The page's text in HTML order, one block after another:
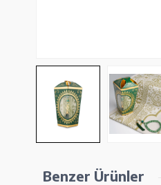
Benzer Ürünler